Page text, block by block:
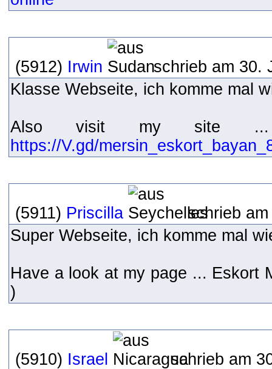
(5912) Irwin
schrieb am 30.
Klasse Webseite, ich komme mal
Also visit my site ...
https://V.gd/
(5911) Priscilla
schrieb
Super Webseite, ich komme mal
Have a look at my page ... Eskort
)
(5910) Israel
schrieb am